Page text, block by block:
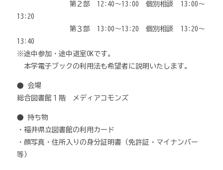
第２部 12:40～13:00 個別相談 13:00～
13:20
第３部 13:00～13:20 個別相談 13:20～
13:40
※途中参加・途中退室OKです。
本学電子ブックの利用法も希望者に説明いたします。
● 会場
総合図書館１階 メディアコモンズ
● 持ち物
・福井県立図書館の利用カード
・顔写真・住所入りの身分証明書（免許証・マイナンバー
等）